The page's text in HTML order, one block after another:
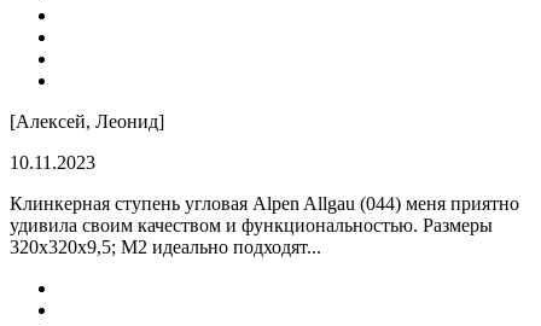
[Алексей, Леонид]
10.11.2023
Клинкерная ступень угловая Alpen Allgau (044) меня приятно
удивила своим качеством и функциональностью. Размеры
320x320x9,5; M2 идеально подходят...